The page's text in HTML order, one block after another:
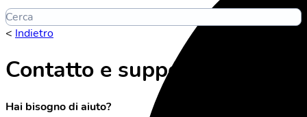
Cerca
< Indietro
Contatto e supporto
Hai bisogno di aiuto?